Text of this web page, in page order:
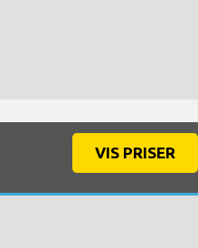
VIS PRISER